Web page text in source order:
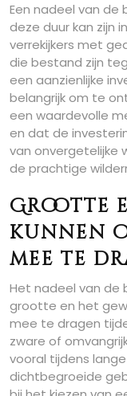
Een nadeel van de
deze duur kan zijn
verrekijkers met
die bestand zijn
een aanzienlijke
belangrijk om te
een waardevolle
en dat de
van onvergetelijke
de prachtige
Grootte
kunnen
mee te
Het nadeel van de
grootte en het
mee te dragen
zware of
vooral tijdens
dichtbegroeide